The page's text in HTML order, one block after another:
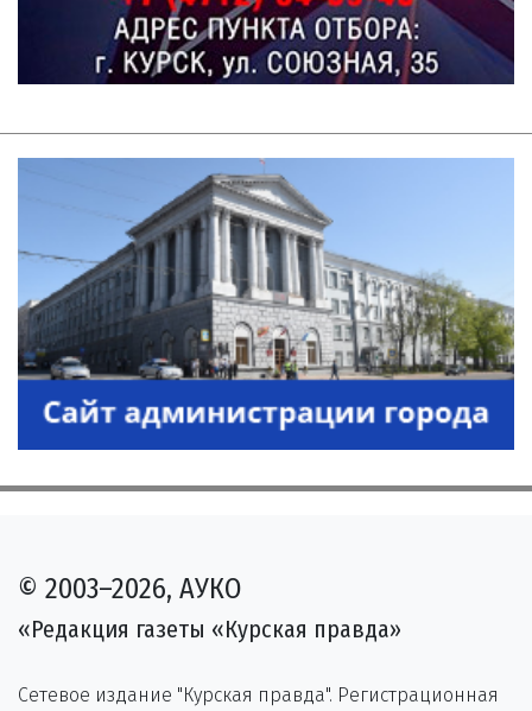
© 2003–2026, АУКО
«Редакция газеты «Курская правда»
Сетевое издание "Курская правда". Регистрационная